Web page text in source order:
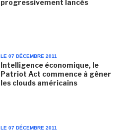
progressivement lancés
LE 07 DÉCEMBRE 2011
Intelligence économique, le
Patriot Act commence à gêner
les clouds américains
LE 07 DÉCEMBRE 2011